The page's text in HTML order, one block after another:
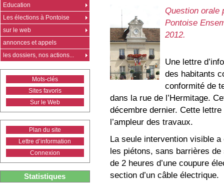
Question orale
Pontoise
2012.
Une lettre
des habitants
conformité de
dans la rue de l’Hermitage.
décembre dernier. Cette
l’ampleur des travaux.
La seule intervention visible
les piétons, sans barrières
de 2 heures d’une coupure
section d’un câble électrique.
Education
Les élections à Pontoise
sur le web
annonces et appels
les dossiers, nos actions...
Mots-clés
Sites favoris
Sur le Web
Plan du site
Lettre d’information
Connexion
Statistiques